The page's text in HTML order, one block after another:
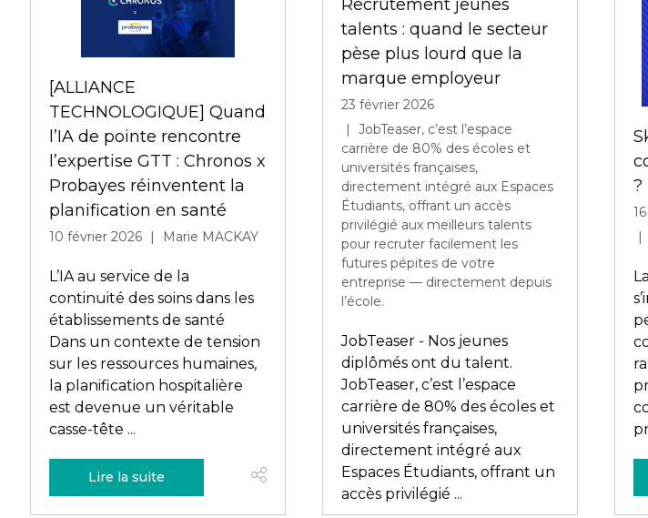
Skill-Based Organization :
comment passer à l'action
?
16 février 2026
Vincent HOGOMMAT
La Skill-Based Organization
s’impose comme un levier de
performance dans un
contexte de transformations
rapides. Entre maturité
progressive, diffusion des
compétences dans les
processus RH et nouveaux ...
Lire la suite
Transparence salariale
2026 : le vrai test pour les
RH
Ideuzo
En 2026, la transparence
salariale ne laissera plus de
exceptions : tout devra être
cohérent, traçable et
défendable. Ce qui se
décidait “au feeling” devra
désormais ...
Lire la suite